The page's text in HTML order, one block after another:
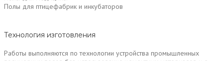
Полы для птицефабрик и инкубаторов
Технология изготовления
Работы выполняются по технологии устройства промышленных